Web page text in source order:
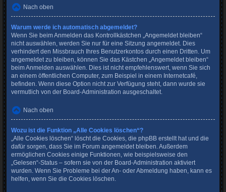
Nach oben
Warum werde ich automatisch abgemeldet?
Wenn Sie beim Anmelden das Kontrollkästchen „Angemeldet bleiben“
nicht auswählen, werden Sie nur für eine Sitzung angemeldet. Dies
verhindert den Missbrauch Ihres Benutzerkontos durch einen Dritten. Um
angemeldet zu bleiben, können Sie das Kästchen „Angemeldet bleiben“
beim Anmelden auswählen. Dies ist nicht empfehlenswert, wenn Sie sich
an einem öffentlichen Computer, zum Beispiel in einem Internetcafé,
befinden. Wenn diese Option nicht zur Verfügung steht, dann wurde sie
vermutlich von der Board-Administration ausgeschaltet.
Nach oben
Wozu ist die Funktion „Alle Cookies löschen“?
„Alle Cookies löschen“ löscht die Cookies, die phpBB erstellt hat und die
dafür sorgen, dass Sie im Forum angemeldet bleiben. Außerdem
ermöglichen Cookies einige Funktionen, wie beispielsweise den
„Gelesen“-Status – sofern sie von der Board-Administration aktiviert
wurden. Wenn Sie Probleme bei der An- oder Abmeldung haben, kann es
helfen, wenn Sie die Cookies löschen.